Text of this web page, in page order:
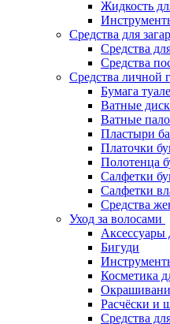
Жидкость
Средства для
Средства
Средства
Средства личной
Бумага
Ватные
Ватные
Пластыри
Платочки
Полотенца
Салфетки
Салфетки
Средства
Уход за волосами
Аксессуары
Бигуди
Косметика
Расчёски и
Средства